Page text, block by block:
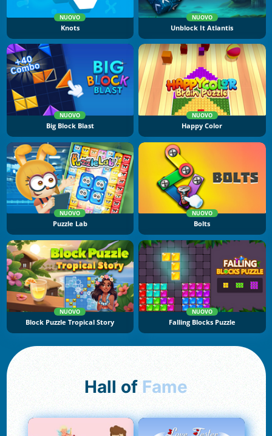
NUOVO
Knots
NUOVO
Unblock It Atlantis
NUOVO
Big Block Blast
NUOVO
Happy Color
NUOVO
Puzzle Lab
NUOVO
Bolts
NUOVO
Block Puzzle Tropical Story
NUOVO
Falling Blocks Puzzle
Hall of Fame